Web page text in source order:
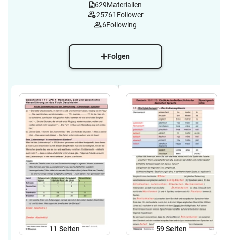
629Materialien
25761 Follower
6Following
Folgen
11 Seiten 59Seiten